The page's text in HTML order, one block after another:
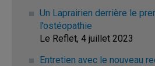
Un Laprairien derrière le
l’ostéopathie
Le Reflet, 4 juillet 2023
Entretien avec le nouveau